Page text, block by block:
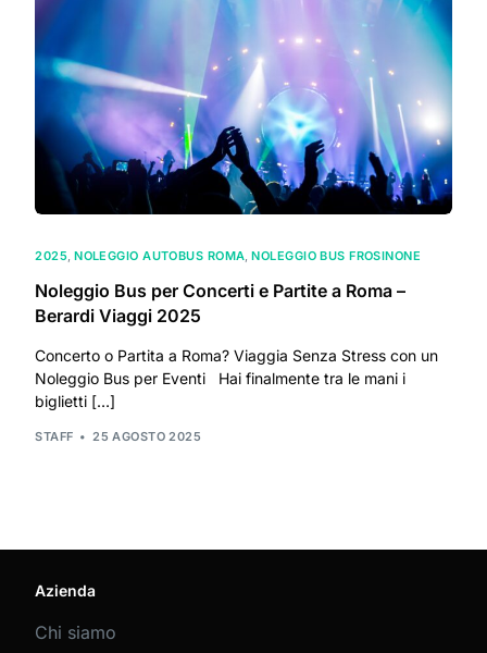
2025,NOLEGGIO AUTOBUS ROMA,NOLEGGIO BUS FROSINONE
Noleggio Bus per Concerti e Partite a Roma –
Berardi Viaggi 2025
Concerto o Partita a Roma? Viaggia Senza Stress con un
Noleggio Bus per Eventi Hai finalmente tra le mani i
biglietti […]
STAFF 25 AGOSTO 2025
Azienda
Chi siamo